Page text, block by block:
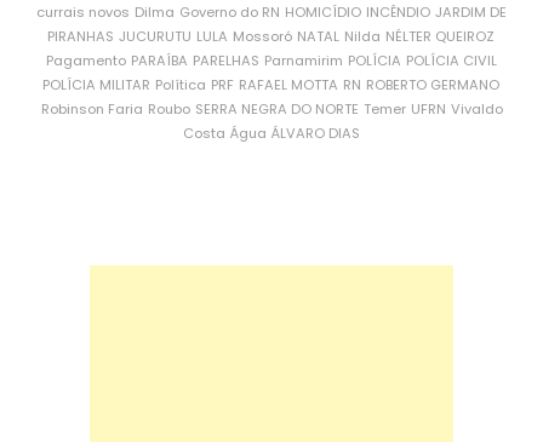
currais novos Dilma Governo do RN HOMICÍDIO INCÊNDIO JARDIM DE
PIRANHAS JUCURUTU LULA Mossoró NATAL Nilda NÉLTER QUEIROZ
Pagamento PARAÍBA PARELHAS Parnamirim POLÍCIA POLÍCIA CIVIL
POLÍCIA MILITAR Política PRF RAFAEL MOTTA RN ROBERTO GERMANO
Robinson Faria Roubo SERRA NEGRA DO NORTE Temer UFRN Vivaldo
Costa Água ÁLVARO DIAS